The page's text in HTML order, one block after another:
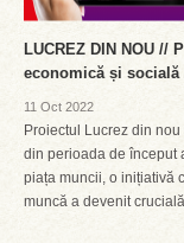
LUCREZ DIN NOU //
economică și socială
11 Oct 2022
Proiectul Lucrez din
din perioada de început
piața muncii, o inițiativă
muncă a devenit